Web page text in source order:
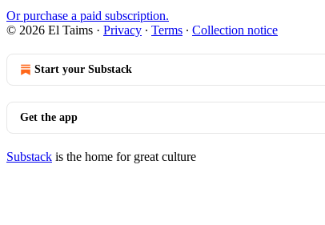
Or purchase a paid subscription.
© 2026 El Taims · Privacy ∙ Terms ∙ Collection notice
Start your Substack
Get the app
Substack is the home for great culture